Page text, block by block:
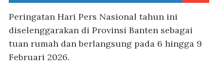
Peringatan Hari Pers Nasional tahun ini
diselenggarakan di Provinsi Banten sebagai
tuan rumah dan berlangsung pada 6 hingga 9
Februari 2026.